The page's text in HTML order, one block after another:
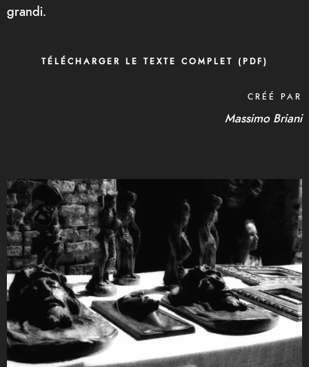
grandi.
TÉLÉCHARGER LE TEXTE COMPLET (PDF)
CRÉÉ PAR
Massimo Briani